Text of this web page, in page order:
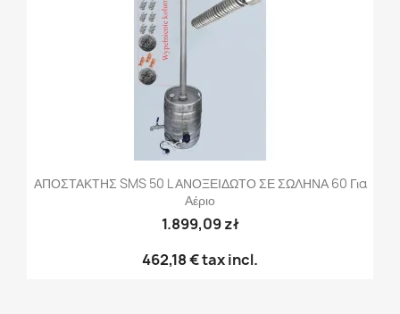
ΑΠΟΣΤΑΚΤΗΣ SMS 50 L ΑΝΟΞΕΙΔΩΤΟ ΣΕ ΣΩΛΗΝΑ 60 Για
Αέριο
1.899,09 zł
462,18 €tax incl.